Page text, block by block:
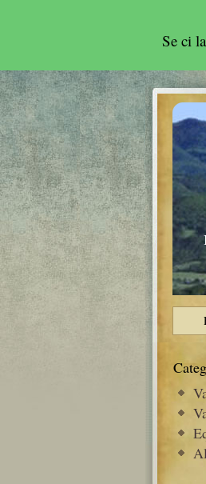
Se ci